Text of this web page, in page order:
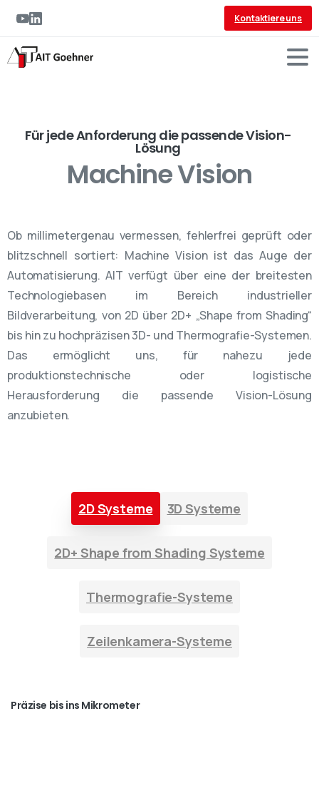
Kontaktiere uns
Für jede Anforderung die passende Vision-
Lösung
Machine Vision
Ob millimetergenau vermessen, fehlerfrei geprüft oder
blitzschnell sortiert: Machine Vision ist das Auge der
Automatisierung. AIT verfügt über eine der breitesten
Technologiebasen im Bereich industrieller
Bildverarbeitung, von 2D über 2D+ „Shape from Shading“
bis hin zu hochpräzisen 3D- und Thermografie-Systemen.
Das ermöglicht uns, für nahezu jede
produktionstechnische oder logistische
Herausforderung die passende Vision-Lösung
anzubieten.
2D Systeme 3D Systeme
2D+ Shape from Shading Systeme
Thermografie-Systeme
Zeilenkamera-Systeme
Präzise bis ins Mikrometer